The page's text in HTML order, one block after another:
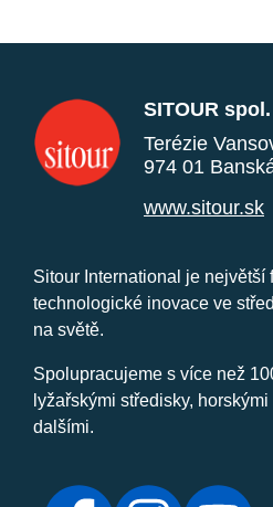
SITOUR
Terézie
974 01
www.sitour.sk
Sitour International je největší
technologické inovace ve
na světě.
Spolupracujeme s více než
lyžařskými středisky,
dalšími.